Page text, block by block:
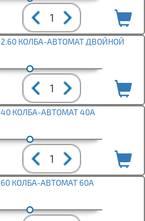
2.60 КОЛБА-АВТОМАТ ДВОЙНОЙ
40 КОЛБА-АВТОМАТ 40A
60 КОЛБА-АВТОМАТ 60A